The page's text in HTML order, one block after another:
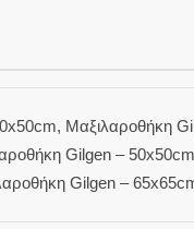
Μαξιλαροθήκη
Gilgen –
Gilgen –